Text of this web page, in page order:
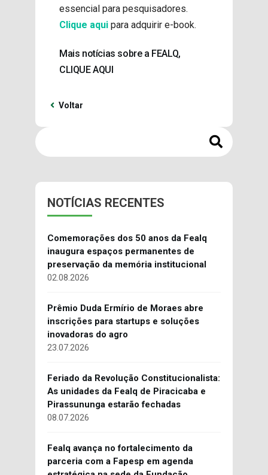
essencial para pesquisadores.
Clique aqui para adquirir e-book.
Mais notícias sobre a FEALQ,
CLIQUE AQUI
Voltar
NOTÍCIAS RECENTES
Comemorações dos 50 anos da Fealq
inaugura espaços permanentes de
preservação da memória institucional
02.08.2026
Prêmio Duda Ermírio de Moraes abre
inscrições para startups e soluções
inovadoras do agro
23.07.2026
Feriado da Revolução Constitucionalista:
As unidades da Fealq de Piracicaba e
Pirassununga estarão fechadas
08.07.2026
Fealq avança no fortalecimento da
parceria com a Fapesp em agenda